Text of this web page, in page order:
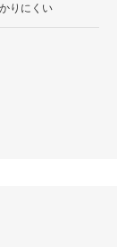
りにくい